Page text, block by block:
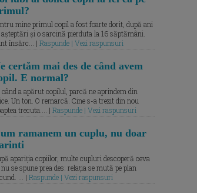
mine primul copil a fost foarte dorit, după ani
așteptări și o sarcină pierduta la 16 săptămâni.
însărc... | Raspunde | Vezi raspunsuri
certăm mai des de când avem
E normal?
când a apărut copilul, parcă ne aprindem din
Un ton. O remarcă. Cine s-a trezit din nou
trecuta.... | Raspunde | Vezi raspunsuri
ramanem un cuplu, nu doar
apariția copiilor, multe cupluri descoperă ceva
nu se spune prea des: relația se mută pe plan
... | Raspunde | Vezi raspunsuri